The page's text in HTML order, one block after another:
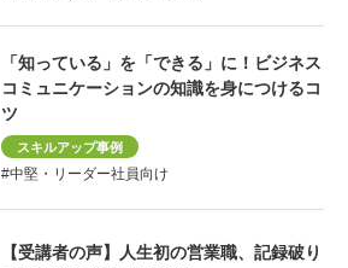
「知っている」を「できる」に！ビジネス
コミュニケーションの知識を身につけるコ
ツ
スキルアップ事例
#中堅・リーダー社員向け
【受講者の声】人生初の営業職、記録破り